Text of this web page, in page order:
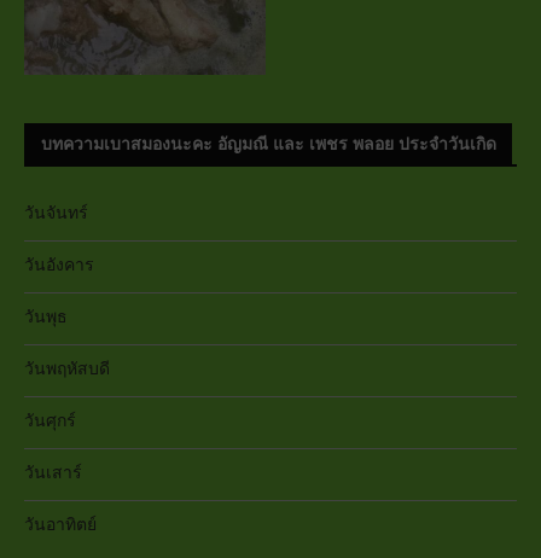
บทความเบาสมองนะคะ อัญมณี และ เพชร พลอย ประจำวันเกิด
วันจันทร์
วันอังคาร
วันพุธ
วันพฤหัสบดี
วันศุกร์
วันเสาร์
วันอาทิตย์